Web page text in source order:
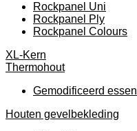
Rockpanel Uni
Rockpanel Ply
Rockpanel Colours
XL-Kern
Thermohout
Gemodificeerd essen
Houten gevelbekleding